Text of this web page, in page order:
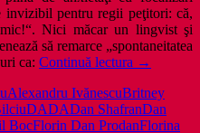
invizibil pentru regii peţitori: că,
Nici măcar un lingvist şi
să remarce „spontaneitatea
ca: Continuă lectura Fața
a
poeziei
(C)
→
Alexandru IvănescuBritney
DADADan ShafranDan
BocFlorin Dan ProdanFlorina